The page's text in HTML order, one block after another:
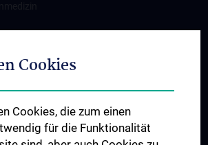
UND ZUWEISER:INNEN
Cookies
Cookies, die zum einen
für die Funktionalität